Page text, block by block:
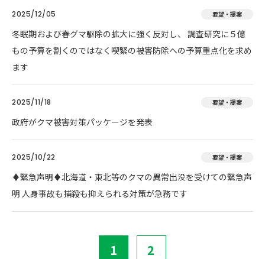
2025/12/05 要望・提案
冬眠期および春グマ駆除の拡大に強く反対し、 調査研究に５億
もの予算を割くのではなく喫緊の被害防除への予算重点化を求め
ます
2025/11/18 要望・提案
政府がクマ被害対策パッケージを発表
2025/10/22 要望・提案
♦️緊急声明♦️北海道・東北等のクマの異常出没を受けての緊急声
明 人身事故も捕殺も抑えられる対策が急務です
1 2